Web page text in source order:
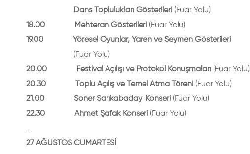
Dans Toplulukları Gösterileri (Fuar Yolu)
18.00 Mehteran Gösterileri (Fuar Yolu)
19.00 Yöresel Oyunlar, Yaren ve Seymen Gösterileri
(Fuar Yolu)
20.00 Festival Açılışı ve Protokol Konuşmaları (Fuar Yolu)
20.30 Toplu Açılış ve Temel Atma Töreni (Fuar Yolu)
21.00 Soner Sarıkabadayı Konseri (Fuar Yolu)
22.30 Ahmet Şafak Konseri (Fuar Yolu)
27 AĞUSTOS CUMARTESİ